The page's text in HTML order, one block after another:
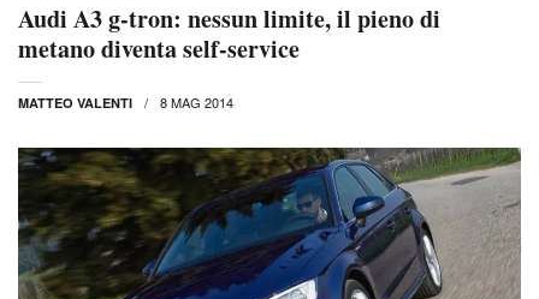
Audi A3 g-tron: nessun limite, il pieno di
metano diventa self-service
MATTEO VALENTI 8 MAG 2014